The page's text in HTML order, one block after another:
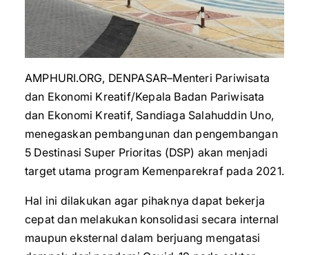
AMPHURI.ORG, DENPASAR–Menteri Pariwisata
dan Ekonomi Kreatif/Kepala Badan Pariwisata
dan Ekonomi Kreatif, Sandiaga Salahuddin Uno,
menegaskan pembangunan dan pengembangan
5 Destinasi Super Prioritas (DSP) akan menjadi
target utama program Kemenparekraf pada 2021.
Hal ini dilakukan agar pihaknya dapat bekerja
cepat dan melakukan konsolidasi secara internal
maupun eksternal dalam berjuang mengatasi